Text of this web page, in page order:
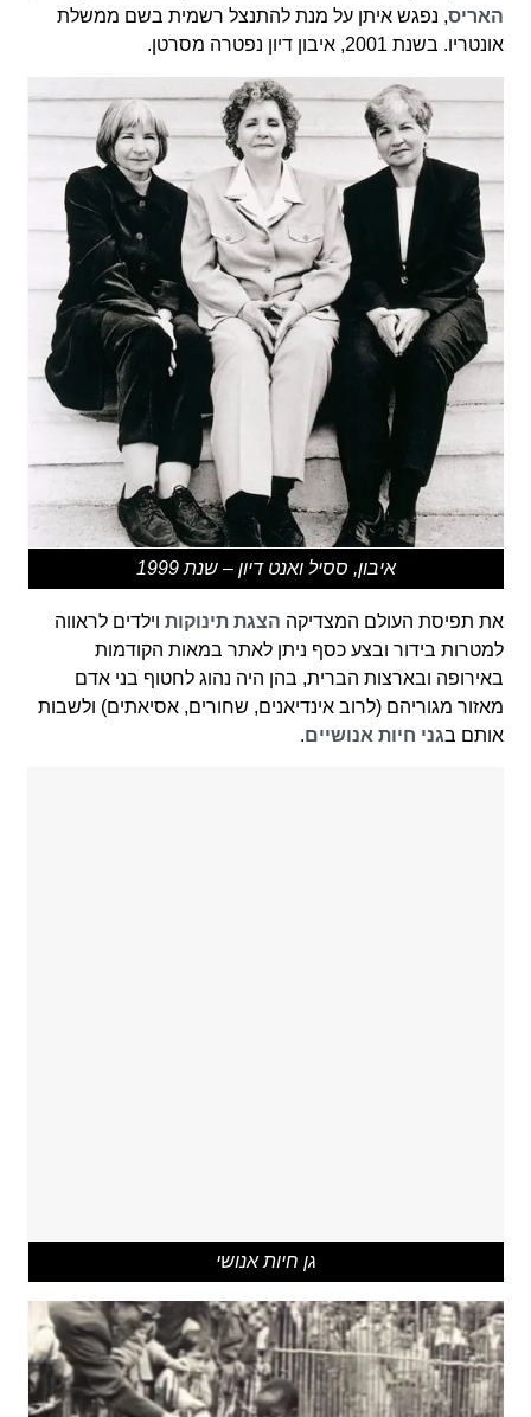
האריס, נפגש איתן על מנת להתנצל רשמית בשם ממשלת
אונטריו. בשנת 2001, איבון דיון נפטרה מסרטן.
איבון, ססיל ואנט דיון – שנת 1999
את תפיסת העולם המצדיקה הצגת תינוקות וילדים לראווה
למטרות בידור ובצע כסף ניתן לאתר במאות הקודמות
באירופה ובארצות הברית, בהן היה נהוג לחטוף בני אדם
מאזור מגוריהם (לרוב אינדיאנים, שחורים, אסיאתים) ולשבות
אותם בגני חיות אנושיים.
גן חיות אנושי